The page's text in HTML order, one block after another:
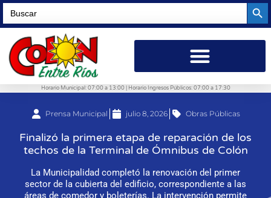
Search
for:
Horario Municipal: 07:00 a 13:00 | Horario Ingresos Públicos: 07:00 a 17:30
Prensa Municipal julio 8, 2026 Obras Públicas
Finalizó la primera etapa de reparación de los
techos de la Terminal de Ómnibus de Colón
La Municipalidad completó la renovación del primer
sector de la cubierta del edificio, correspondiente a las
áreas de comedor y boleterías. La intervención permite